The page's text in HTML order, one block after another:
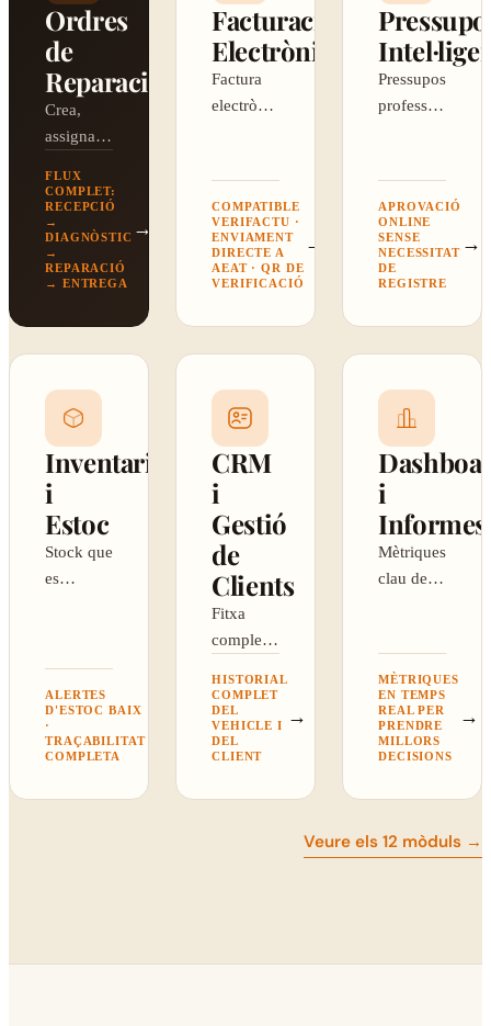
Ordres
de
Reparació
Crea,
assigna i
cada
reparació.
Estats,
prioritats
i temps.
FLUX
COMPLET:
RECEPCIÓ
→
DIAGNÒSTIC
→
REPARACIÓ
→ ENTREGA
→
Facturació
Electrònica
Factura
electrònica
l'AEAT
amb un
clic.
COMPATIBLE
VERIFACTU ·
ENVIAMENT
DIRECTE A
AEAT · QR DE
VERIFICACIÓ
→
Pressuposts
professionals
signa des
del
mòbil.
APROVACIÓ
ONLINE
SENSE
NECESSITAT
DE
REGISTRE
→
Inventari
i
Estoc
Stock que
es
ALERTES
D'ESTOC BAIX
·
TRAÇABILITAT
COMPLETA
CRM
i
Gestió
de
Clients
Fitxa
completa:
vehicles,
historial i
intervencions.
HISTORIAL
COMPLET
DEL
VEHICLE I
DEL
CLIENT
→
i
Informes
Mètriques
clau del
ordres i
rendibilitat.
MÈTRIQUES
EN TEMPS
REAL PER
PRENDRE
MILLORS
DECISIONS
→
Veure els 12 mòduls →